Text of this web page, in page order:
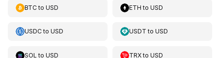
BTCto USD ETH toUSD
USDCto USD USDT toUSD
SOL to USD TRXtoUSD